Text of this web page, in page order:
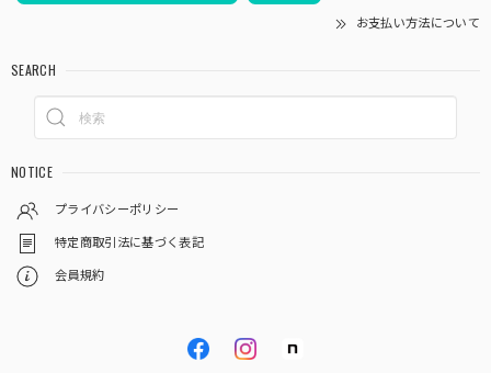
お支払い方法について
SEARCH
NOTICE
プライバシーポリシー
特定商取引法に基づく表記
会員規約